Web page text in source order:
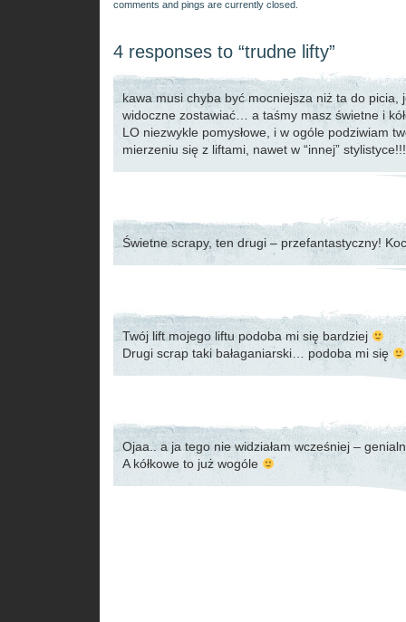
comments and pings are currently closed.
4 responses to “trudne lifty”
kawa musi chyba być mocniejsza niż ta do picia,
widoczne zostawiać… a taśmy masz świetne i
LO niezwykle pomysłowe, i w ogóle podziwiam
mierzeniu się z liftami, nawet w “innej” stylistyce!!!
Świetne scrapy, ten drugi – przefantastyczny!
Twój lift mojego liftu podoba mi się bardziej
Drugi scrap taki bałaganiarski… podoba mi się
Ojaa.. a ja tego nie widziałam wcześniej –
A kółkowe to już wogóle